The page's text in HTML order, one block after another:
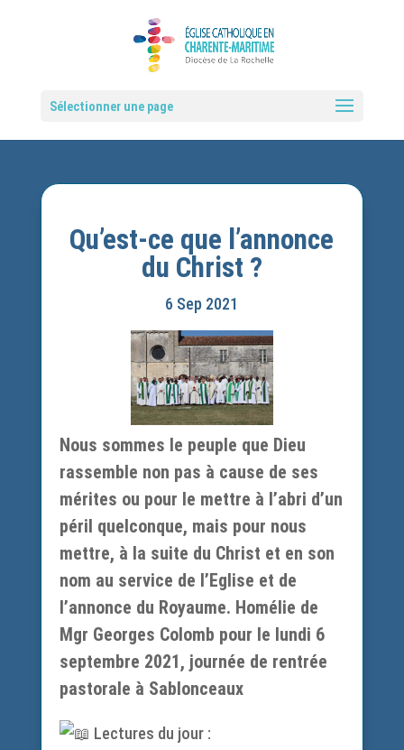
Sélectionner une page
Qu’est-ce que l’annonce
du Christ ?
6 Sep 2021
Nous sommes le peuple que Dieu
rassemble non pas à cause de ses
mérites ou pour le mettre à l’abri d’un
péril quelconque, mais pour nous
mettre, à la suite du Christ et en son
nom au service de l’Eglise et de
l’annonce du Royaume. Homélie de
Mgr Georges Colomb pour le lundi 6
septembre 2021, journée de rentrée
pastorale à Sablonceaux
Lectures du jour :